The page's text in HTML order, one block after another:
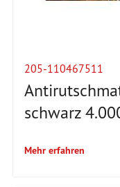
205-110467511
schwarz
Mehr erfahren